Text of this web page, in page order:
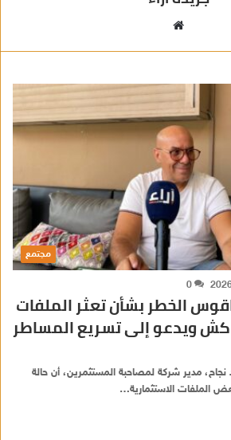
ع
ا
ل
و
ي
ب
مجتمع
0
الخطر بشأن تعثر الملفات
ويدعو إلى تسريع المساطر
نجاح، مدير شركة لمصاحبة المستثمرين، أن حالة
الملفات الاستثمارية…